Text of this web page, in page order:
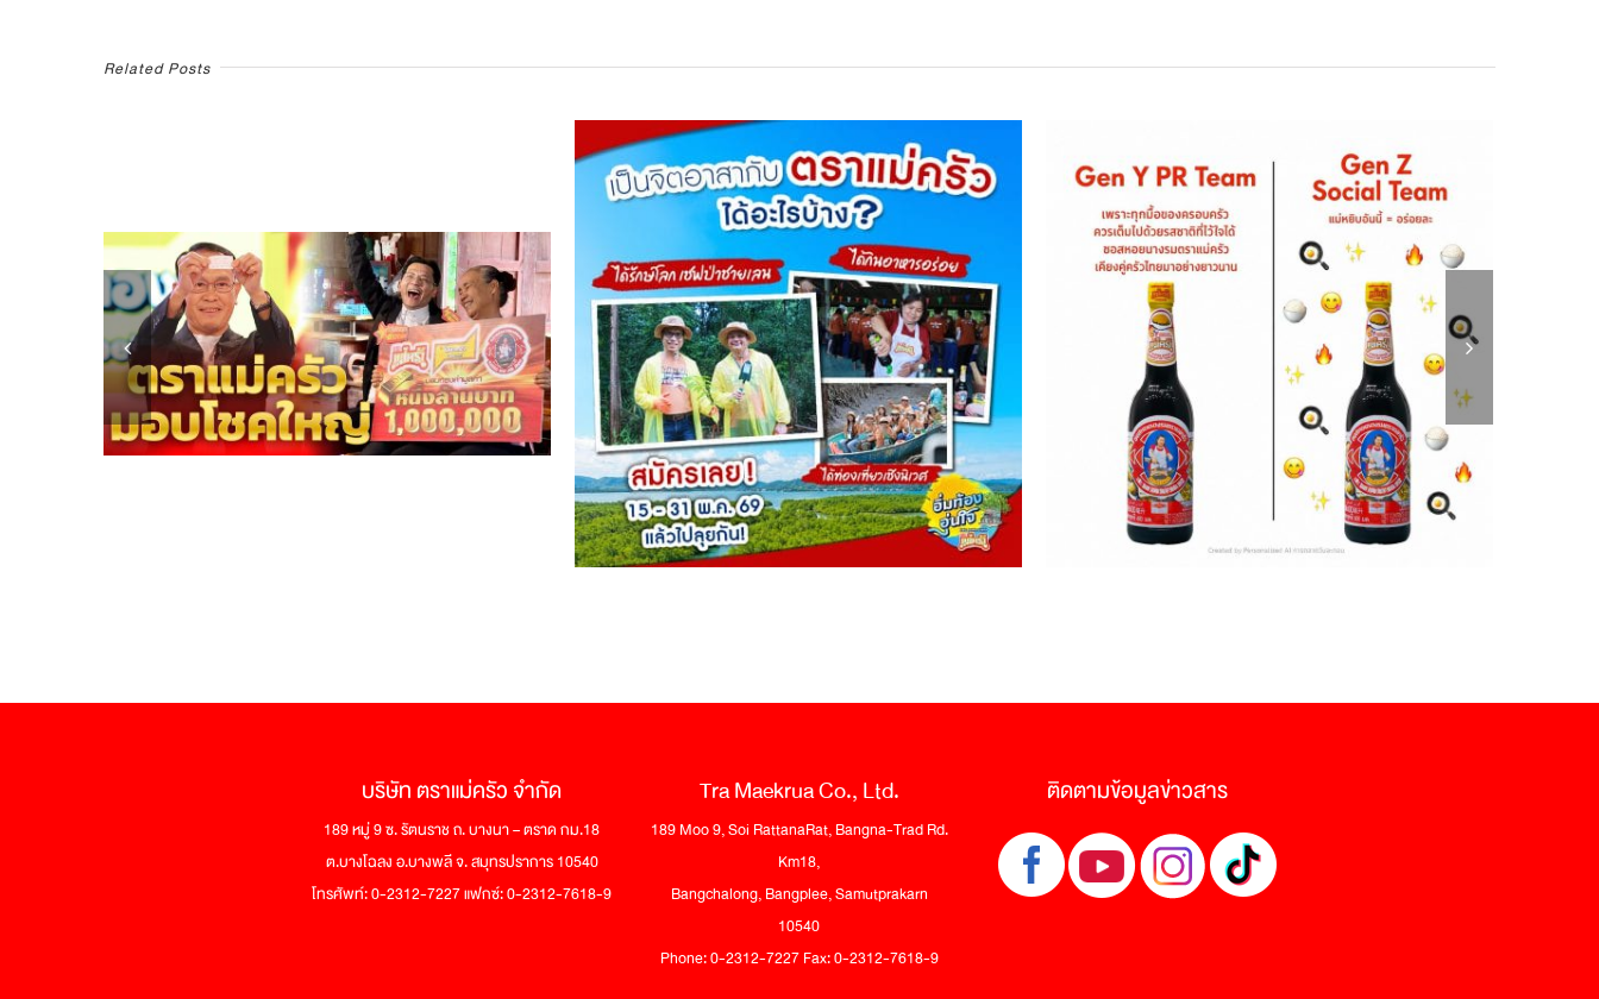
Related Posts
บริษัท ตราแม่ครัว จำกัด
189 หมู่ 9 ซ. รัตนราช ถ. บางนา – ตราด กม.18
ต.บางโฉลง อ.บางพลี จ. สมุทรปราการ 10540
โทรศัพท์: 0-2312-7227 แฟกซ์: 0-2312-7618-9
Tra Maekrua Co., Ltd.
189 Moo 9, Soi RattanaRat, Bangna-Trad Rd.
Km18,
Bangchalong, Bangplee, Samutprakarn
10540
Phone: 0-2312-7227 Fax: 0-2312-7618-9
ติดตามข้อมูลข่าวสาร